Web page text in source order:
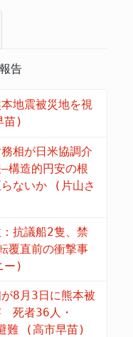
告
地震被災地を視
苗)
相が日米協調介
構造的円安の根
ないか (片山さ
抗議船2隻、禁
覆直前の衝撃事
ー)
8月3日に熊本被
死者36人・
難 (高市早苗)